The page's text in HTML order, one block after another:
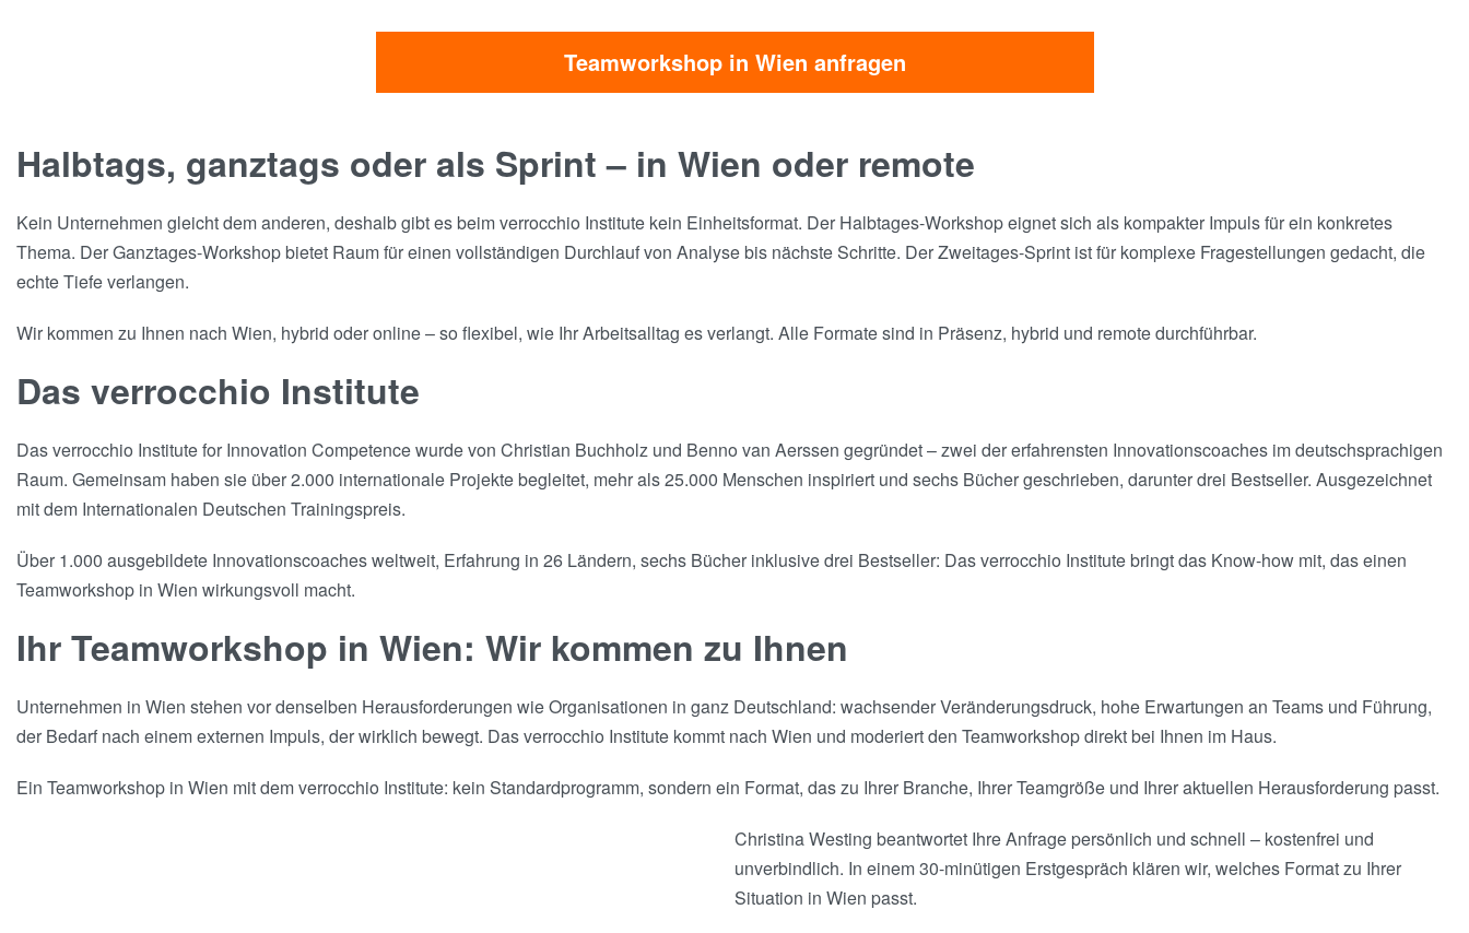
Teamworkshop in Wien anfragen
Halbtags, ganztags oder als Sprint – in Wien oder remote
Kein Unternehmen gleicht dem anderen, deshalb gibt es beim verrocchio Institute kein Einheitsformat. Der Halbtages-Workshop eignet sich als kompakter Impuls für ein konkretes
Thema. Der Ganztages-Workshop bietet Raum für einen vollständigen Durchlauf von Analyse bis nächste Schritte. Der Zweitages-Sprint ist für komplexe Fragestellungen gedacht, die
echte Tiefe verlangen.
Wir kommen zu Ihnen nach Wien, hybrid oder online – so flexibel, wie Ihr Arbeitsalltag es verlangt. Alle Formate sind in Präsenz, hybrid und remote durchführbar.
Das verrocchio Institute
Das verrocchio Institute for Innovation Competence wurde von Christian Buchholz und Benno van Aerssen gegründet – zwei der erfahrensten Innovationscoaches im deutschsprachigen
Raum. Gemeinsam haben sie über 2.000 internationale Projekte begleitet, mehr als 25.000 Menschen inspiriert und sechs Bücher geschrieben, darunter drei Bestseller. Ausgezeichnet
mit dem Internationalen Deutschen Trainingspreis.
Über 1.000 ausgebildete Innovationscoaches weltweit, Erfahrung in 26 Ländern, sechs Bücher inklusive drei Bestseller: Das verrocchio Institute bringt das Know-how mit, das einen
Teamworkshop in Wien wirkungsvoll macht.
Ihr Teamworkshop in Wien: Wir kommen zu Ihnen
Unternehmen in Wien stehen vor denselben Herausforderungen wie Organisationen in ganz Deutschland: wachsender Veränderungsdruck, hohe Erwartungen an Teams und Führung,
der Bedarf nach einem externen Impuls, der wirklich bewegt. Das verrocchio Institute kommt nach Wien und moderiert den Teamworkshop direkt bei Ihnen im Haus.
Ein Teamworkshop in Wien mit dem verrocchio Institute: kein Standardprogramm, sondern ein Format, das zu Ihrer Branche, Ihrer Teamgröße und Ihrer aktuellen Herausforderung passt.
Christina Westing beantwortet Ihre Anfrage persönlich und schnell – kostenfrei und
unverbindlich. In einem 30-minütigen Erstgespräch klären wir, welches Format zu Ihrer
Situation in Wien passt.